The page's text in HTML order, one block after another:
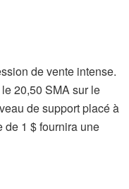
de vente intense.
20,50 SMA sur le
de support placé à
de 1 $ fournira une